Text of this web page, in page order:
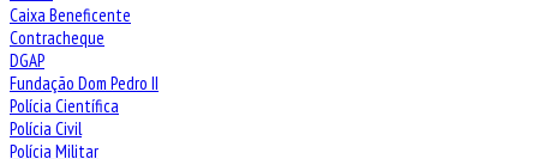
Caixa Beneficente
Contracheque
DGAP
Fundação Dom Pedro II
Polícia Científica
Polícia Civil
Polícia Militar